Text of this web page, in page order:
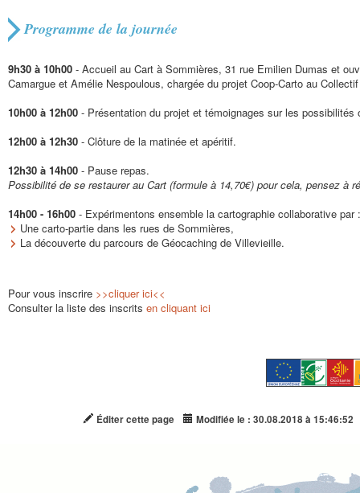
Programme de la journée
9h30 à 10h00 - Accueil au Cart à Sommières, 31 rue Emilien Dumas et
Camargue et Amélie Nespoulous, chargée du projet Coop-Carto au
10h00 à 12h00 - Présentation du projet et témoignages sur les
12h00 à 12h30 - Clôture de la matinée et apéritif.
12h30 à 14h00 - Pause repas.
Possibilité de se restaurer au Cart (formule à 14,70€) pour cela, pensez à
14h00 - 16h00 - Expérimentons ensemble la cartographie collaborative par :
Une carto-partie dans les rues de Sommières,
La découverte du parcours de Géocaching de Villevieille.
Pour vous inscrire >>cliquer ici<<
Consulter la liste des inscrits en cliquant ici
Éditer cette page Modifiée le : 30.08.2018 à 15:46:52